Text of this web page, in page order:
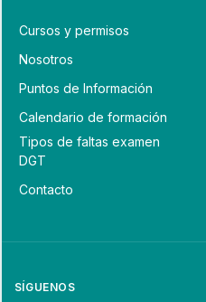
Cursos y permisos
Nosotros
Puntos de Información
Calendario de formación
Tipos de faltas examen
DGT
Contacto
SÍGUENOS